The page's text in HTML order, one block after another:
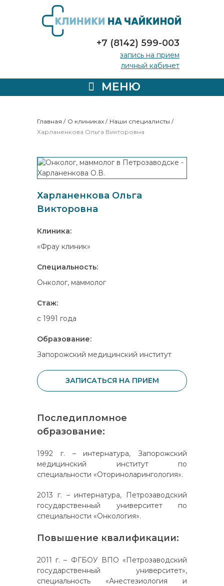
+7 (8142) 599-003
запись на прием
личный кабинет
МЕНЮ
Главная / О клиниках / Наши специалисты /
Харланенкова Ольга Викторовна
Харланенкова Ольга
Викторовна
Клиника:
«Фрау клиник»
Специальность:
Онколог, маммолог
Стаж:
с 1991 года
Образование:
Запорожский медицинский институт
ЗАПИСАТЬСЯ НА ПРИЕМ
Последипломное
образование:
1992 г. – интернатура, Запорожский
медицинский институт по
специальности «Оториноларингология».
2013 г. – интернатура, Петрозаводский
государственный университет по
специальности «Онкология».
Повышение квалификации:
2011 г. – ФГБОУ ВПО «Петрозаводский
государственный университет»,
специальность «Анестезиология и